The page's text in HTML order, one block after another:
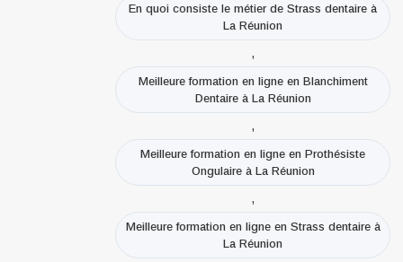
En quoi consiste le métier de Strass dentaire à
La Réunion
,
Meilleure formation en ligne en Blanchiment
Dentaire à La Réunion
,
Meilleure formation en ligne en Prothésiste
Ongulaire à La Réunion
,
Meilleure formation en ligne en Strass dentaire à
La Réunion